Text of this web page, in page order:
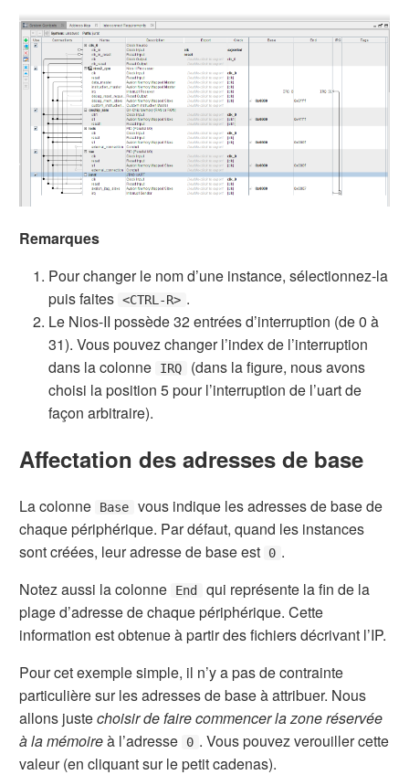
Remarques
Pour changer le nom d’une instance, sélectionnez-la
puis faites <CTRL-R> .
Le Nios-II possède 32 entrées d’interruption (de 0 à
31). Vous pouvez changer l’index de l’interruption
dans la colonne
IRQ
(dans la figure, nous avons
choisi la position 5 pour l’interruption de l’uart de
façon arbitraire).
Affectation des adresses de base
La colonne Base
vous indique les adresses de base de
chaque périphérique. Par défaut, quand les instances
sont créées, leur adresse de base est
0 .
Notez aussi la colonne
End
qui représente la fin de la
plage d’adresse de chaque périphérique. Cette
information est obtenue à partir des fichiers décrivant l’IP.
Pour cet exemple simple, il n’y a pas de contrainte
particulière sur les adresses de base à attribuer. Nous
allons justechoisir de faire commencer la zone réservée
à la mémoireà l’adresse 0 . Vous pouvez verouiller cette
valeur (en cliquant sur le petit cadenas).